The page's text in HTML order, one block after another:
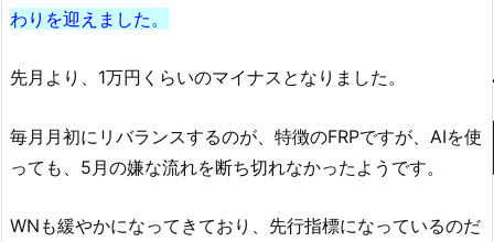
わりを迎えました。
先月より、1万円くらいのマイナスとなりました。
毎月月初にリバランスするのが、特徴のFRPですが、AIを使
っても、5月の嫌な流れを断ち切れなかったようです。
WNも緩やかになってきており、先行指標になっているのだ